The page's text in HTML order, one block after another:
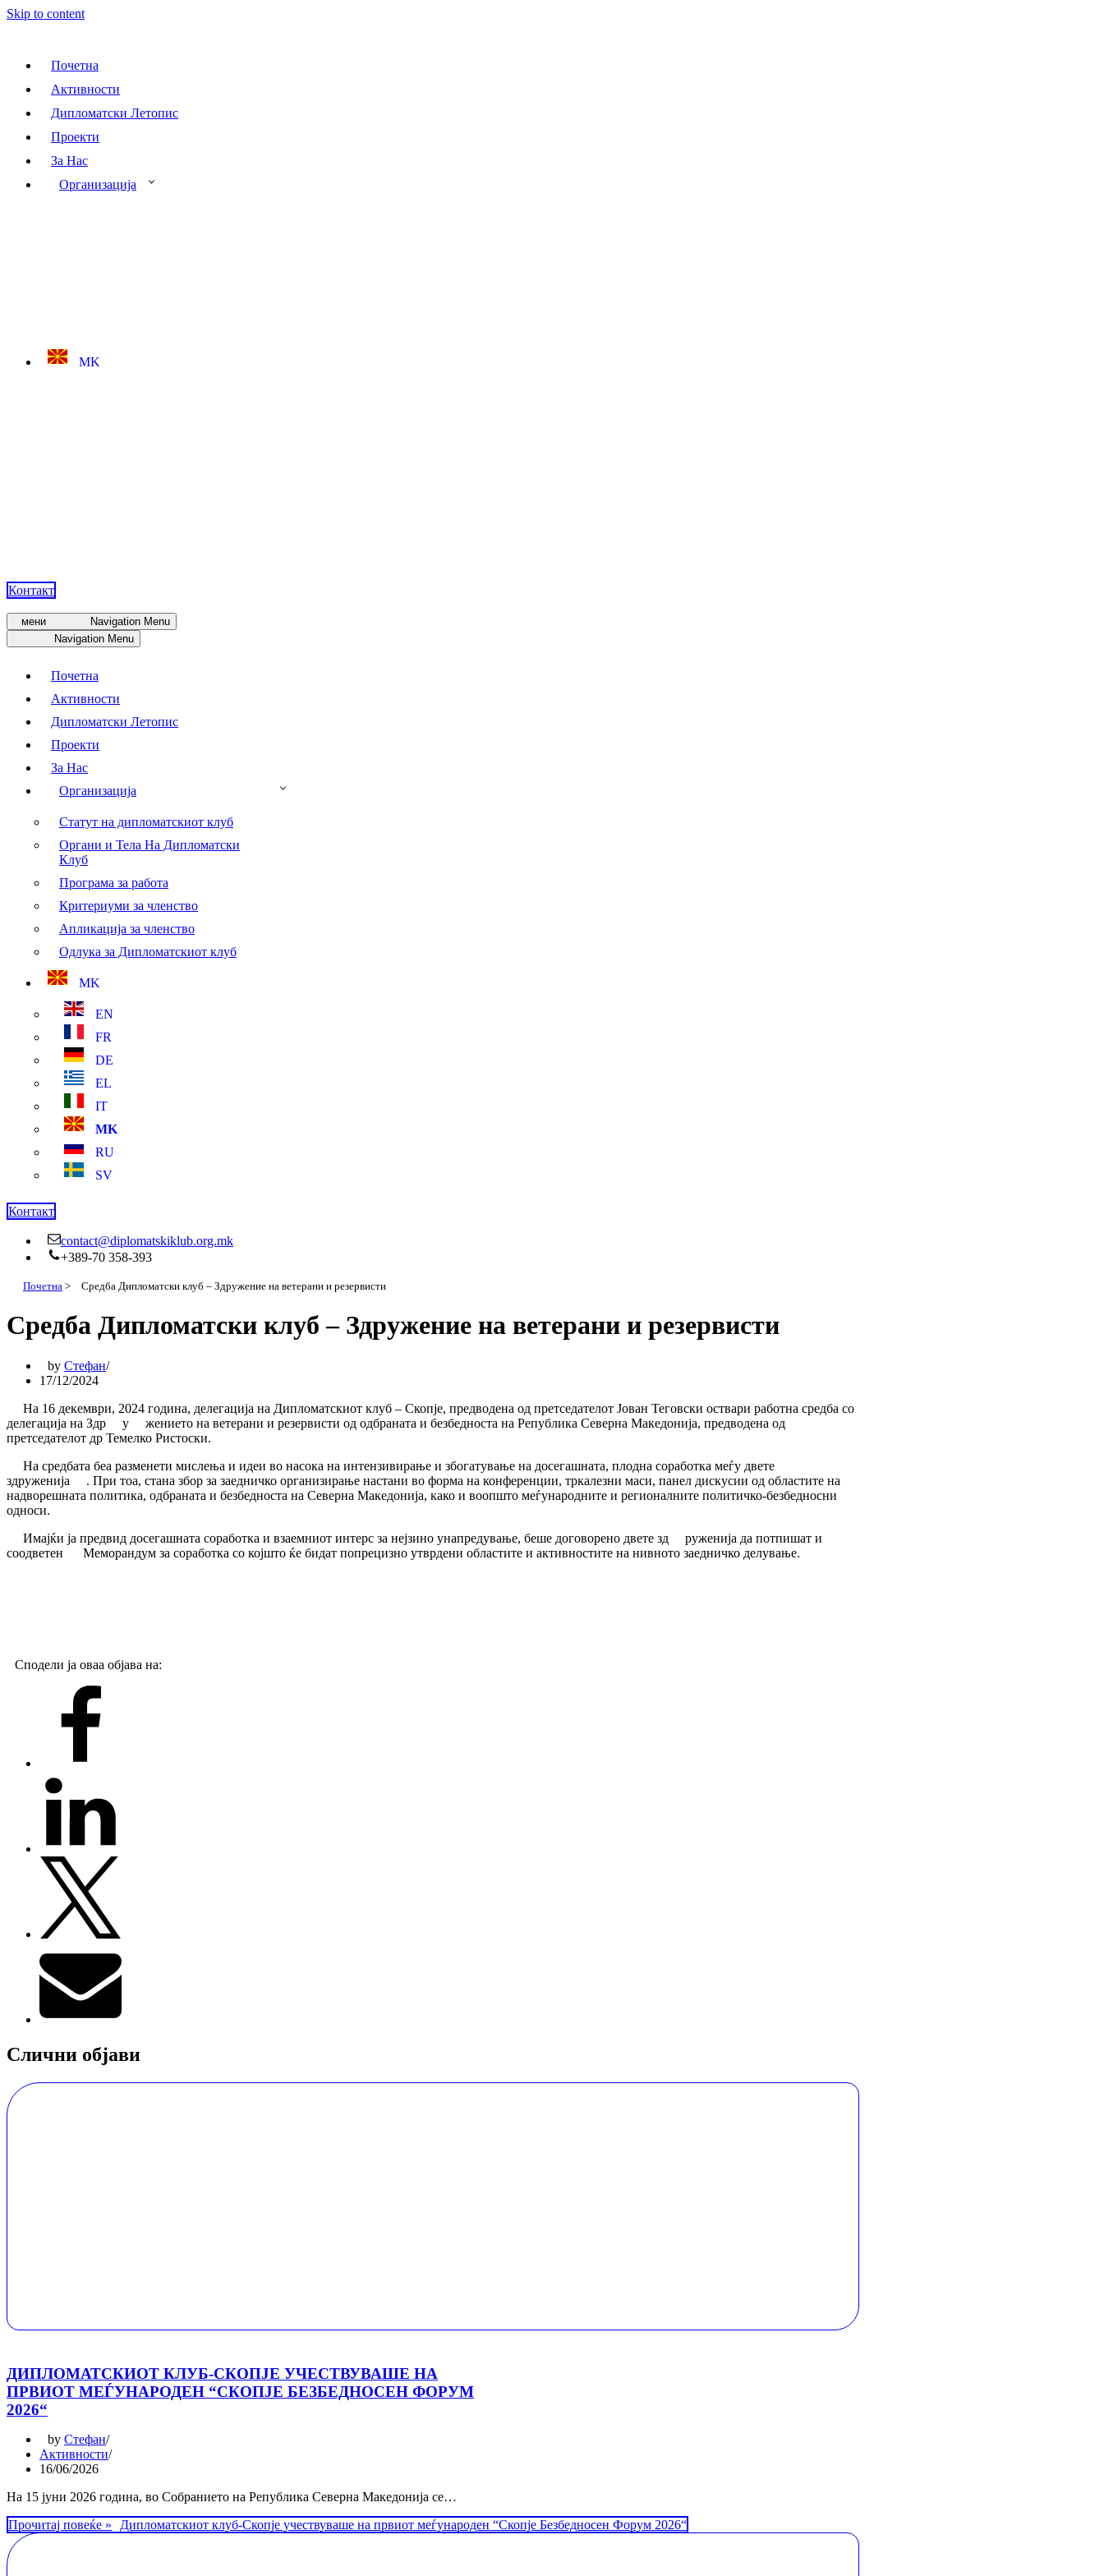
Skip to content
Почетна
Активности
Дипломатски Летопис
Проекти
За Нас
Организација
MK
Контакт
мени
Navigation Menu
Navigation Menu
Почетна
Активности
Дипломатски Летопис
Проекти
За Нас
Организација
Статут на дипломатскиот клуб
Органи и Тела На Дипломатски
Клуб
Програма за работа
Критериуми за членство
Апликација за членство
Одлука за Дипломатскиот клуб
MK
EN
FR
DE
EL
IT
MK
RU
SV
Контакт
contact@diplomatskiklub.org.mk
+389-70 358-393
Почетна > Средба Дипломатски клуб – Здружение на ветерани и резервисти
Средба Дипломатски клуб – Здружение на ветерани и резервисти
by Стефан
17/12/2024
На 16 декември, 2024 година, делегација на Дипломатскиот клуб – Скопје, предводена од претседателот Јован Теговски оствари работна средба со
делегација на Здр
у
жението на ветерани и резервисти од одбраната и безбедноста на Република Северна Македонија, предводена од
претседателот др Темелко Ристоски.
На средбата беа разменети мислења и идеи во насока на интензивирање и збогатување на досегашната, плодна соработка меѓу двете
здруженија
. При тоа, стана збор за заедничко организирање настани во форма на конференции, тркалезни маси, панел дискусии од областите на
надворешната политика, одбраната и безбедноста на Северна Македонија, како и воопшто меѓународните и регионалните политичко-безбедносни
односи.
Имајќи ја предвид досегашната соработка и взаемниот интерс за нејзино унапредување, беше договорено двете зд
руженија да потпишат и
соодветен
Меморандум за соработка со којшто ќе бидат попрецизно утврдени областите и активностите на нивното заедничко делување.
Сподели ја оваа објава на:
Слични објави
ДИПЛОМАТСКИОТ КЛУБ-СКОПЈЕ УЧЕСТВУВАШЕ НА
ПРВИОТ МЕЃУНАРОДЕН “СКОПЈЕ БЕЗБЕДНОСЕН ФОРУМ
2026“
by Стефан
Активности
16/06/2026
На 15 јуни 2026 година, во Собранието на Република Северна Македонија се…
Прочитај повеќе »
Дипломатскиот клуб-Скопје учествуваше на првиот меѓународен “Скопје Безбедносен Форум 2026“